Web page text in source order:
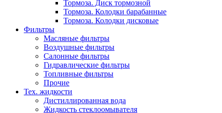
Тормоза. Диск тормозной
Тормоза. Колодки барабанные
Тормоза. Колодки дисковые
Фильтры
Масляные фильтры
Воздушные фильтры
Салонные фильтры
Гидравлические фильтры
Топливные фильтры
Прочие
Тех. жидкости
Дистиллированная вода
Жидкость стеклоомывателя